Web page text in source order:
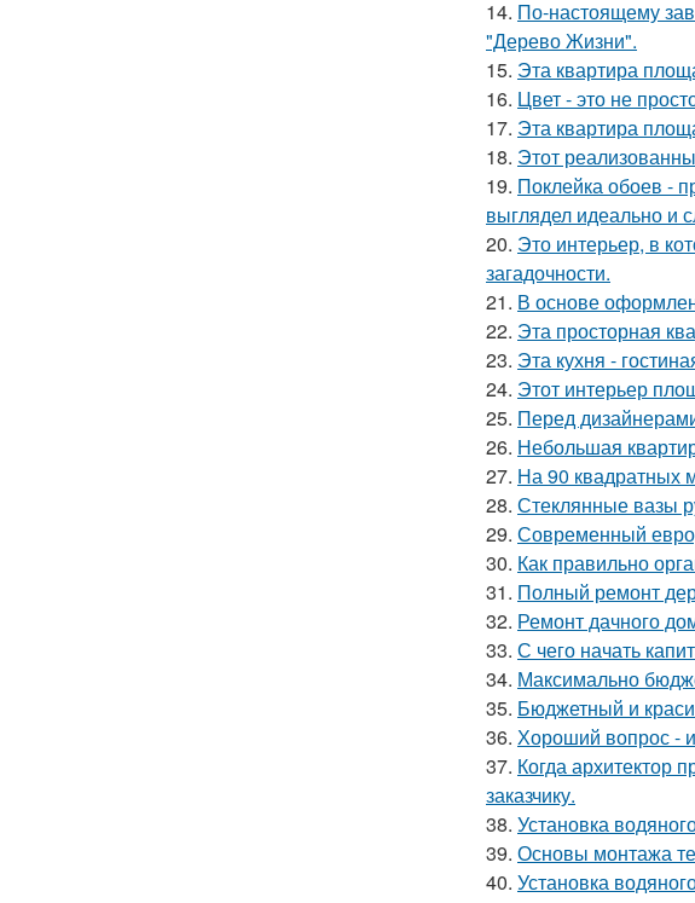
14. По-настоящему
"Дерево Жизни".
15. Эта квартира
16. Цвет - это не
17. Эта квартира
18. Этот
19. Поклейка обоев -
выглядел идеально и
20. Это интерьер, в
загадочности.
21. В основе
22. Эта просторная
23. Эта кухня -
24. Этот интерьер
25. Перед
26. Небольшая
27. На 90 квадратных
28. Стеклянные вазы
29. Современный
30. Как правильно
31. Полный ремонт
32. Ремонт дачного
33. С чего начать
34. Максимально
35. Бюджетный и
36. Хороший вопрос - и
37. Когда архитектор
заказчику.
38. Установка
39. Основы монтажа
40. Установка